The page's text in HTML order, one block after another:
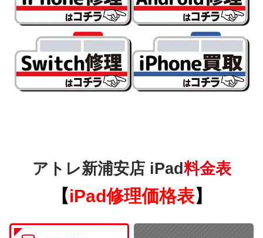
アトレ新浦安店 iPad 料金表
【iPad修理価格表】